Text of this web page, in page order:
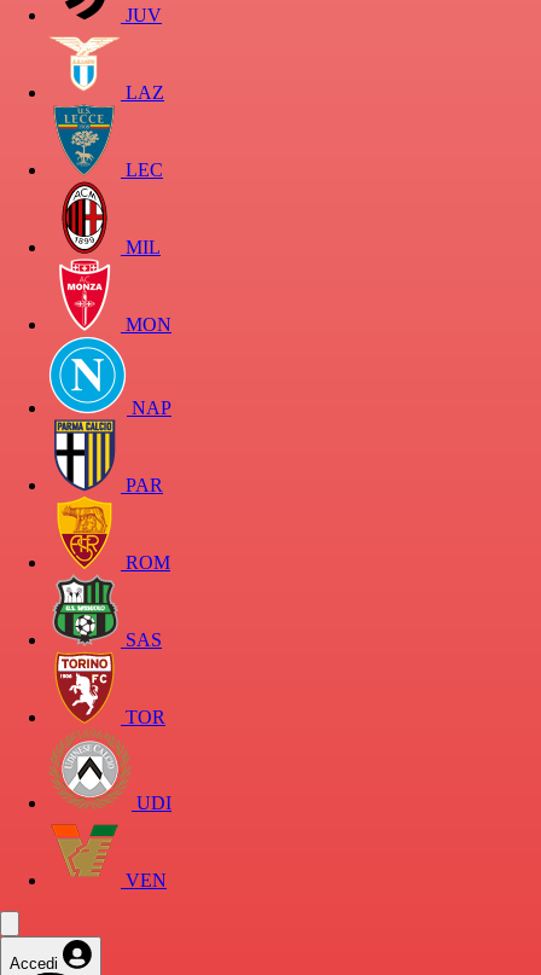
JUV
LAZ
LEC
MIL
MON
NAP
PAR
ROM
SAS
TOR
UDI
VEN
Accedi